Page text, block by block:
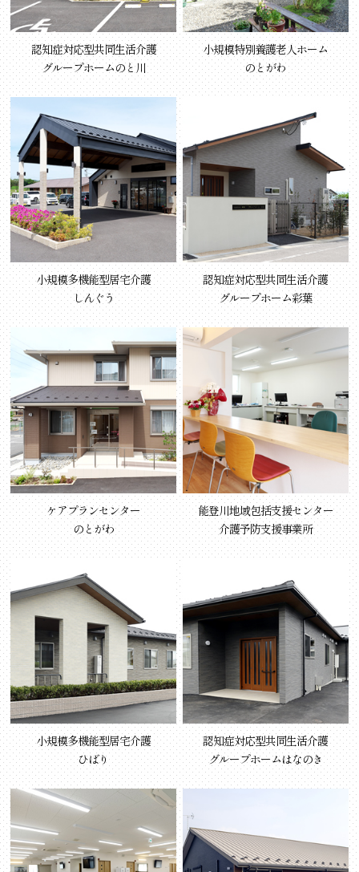
認知症対応型共同生活介護
グループホームのと川
小規模特別養護老人ホーム
のとがわ
小規模多機能型居宅介護
しんぐう
認知症対応型共同生活介護
グループホーム彩葉
ケアプランセンター
のとがわ
能登川地域包括支援センター
介護予防支援事業所
小規模多機能型居宅介護
ひばり
認知症対応型共同生活介護
グループホームはなのき